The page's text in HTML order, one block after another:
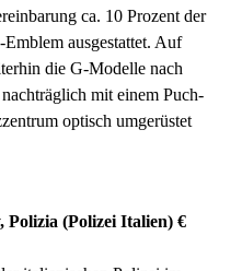
ca. 10 Prozent der
ausgestattet. Auf
die G-Modelle nach
mit einem Puch-
optisch umgerüstet
Polizia (Polizei Italien) €